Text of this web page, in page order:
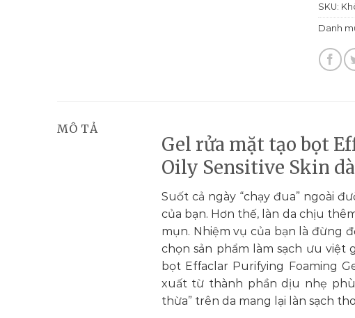
SKU:
Danh
MÔ TẢ
Gel rửa mặt tạo bọt
Oily Sensitive Skin
Suốt cả ngày “chạy đua” ngoài
của bạn. Hơn thế, làn da chịu
mụn. Nhiệm vụ của bạn là đừng
chọn sản phẩm làm sạch ưu việt
bọt Effaclar Purifying Foaming
xuất từ thành phần dịu nhẹ
thừa” trên da mang lại làn sạch